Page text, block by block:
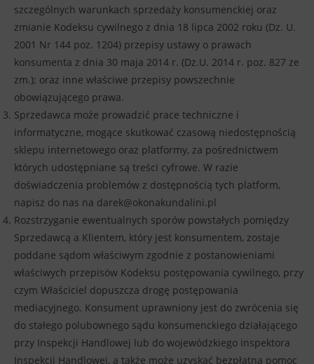
szczególnych warunkach sprzedaży konsumenckiej oraz
zmianie Kodeksu cywilnego z dnia 18 lipca 2002 roku (Dz. U.
2001 Nr 144 poz. 1204) przepisy ustawy o prawach
konsumenta z dnia 30 maja 2014 r. (Dz.U. 2014 r. poz. 827 ze
zm.); oraz inne właściwe przepisy powszechnie
obowiązującego prawa.
Sprzedawca może prowadzić prace techniczne i
informatyczne, mogące skutkować czasową niedostępnością
sklepu internetowego oraz platformy, za pośrednictwem
których udostępniane są treści cyfrowe. W razie
doświadczenia problemów z dostępnością tych platform,
napisz do nas na darek@okonakundalini.pl
Rozstrzyganie ewentualnych sporów powstałych pomiędzy
Sprzedawcą a Klientem, który jest konsumentem, zostaje
poddane sądom właściwym zgodnie z postanowieniami
właściwych przepisów Kodeksu postępowania cywilnego, przy
czym Właściciel dopuszcza drogę postępowania
mediacyjnego. Konsument uprawniony jest do zwrócenia się
do stałego polubownego sądu konsumenckiego działającego
przy Inspekcji Handlowej lub do wojewódzkiego inspektora
Inspekcji Handlowej, a także może uzyskać bezpłatną pomoc